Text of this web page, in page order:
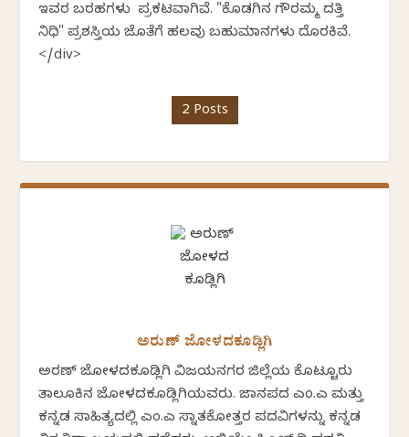
ಇವರ ಬರಹಗಳು ಪ್ರಕಟವಾಗಿವೆ. "ಕೊಡಗಿನ ಗೌರಮ್ಮ ದತ್ತಿ
ನಿಧಿ" ಪ್ರಶಸ್ತಿಯ ಜೊತೆಗೆ ಹಲವು ಬಹುಮಾನಗಳು ದೊರಕಿವೆ.
</div>
2 Posts
ಅರುಣ್ ಜೋಳದಕೂಡ್ಲಿಗಿ
ಅರಣ್ ಜೋಳದಕೂಡ್ಲಿಗಿ ವಿಜಯನಗರ ಜಿಲ್ಲೆಯ ಕೊಟ್ಟೂರು
ತಾಲೂಕಿನ ಜೋಳದಕೂಡ್ಲಿಗಿಯವರು. ಜಾನಪದ ಎಂ.ಎ ಮತ್ತು
ಕನ್ನಡ ಸಾಹಿತ್ಯದಲ್ಲಿ ಎಂ.ಎ ಸ್ನಾತಕೋತ್ತರ ಪದವಿಗಳನ್ನು ಕನ್ನಡ